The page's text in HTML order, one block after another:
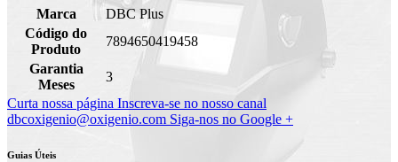
Marca
DBC Plus
Código do
Produto
7894650419458
Garantia
Meses
3
Curta nossa página Inscreva-se no nosso canal
dbcoxigenio@oxigenio.com Siga-nos no Google +
Guias Úteis